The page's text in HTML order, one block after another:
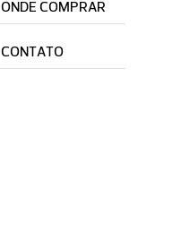
ONDE COMPRAR
CONTATO